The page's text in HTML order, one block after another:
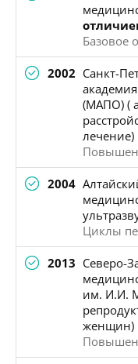
Базовое
2002 Санкт-
(МАПО) (
лечение)
2004
Циклы
2013 Северо-
им. И.И.
женщин)